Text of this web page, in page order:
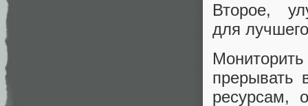
Второе,
для
прерывать
ресурсам,